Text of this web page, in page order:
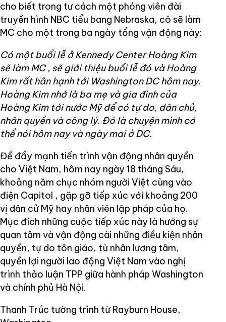
cho biết trong tư cách một phóng viên đài
truyền hình NBC tiểu bang Nebraska, cô sẽ làm
MC cho một trong ba ngày tổng vận động này:
Có một buổi lễ ở Kennedy Center Hoàng Kim
sẽ làm MC , sẽ giới thiệu buổi lễ đó và Hoàng
Kim rất hân hạnh tới Washington DC hôm nay.
Hoàng Kim nhớ là ba mẹ và gia đình của
Hoàng Kim tới nước Mỹ để có tự do, dân chủ,
nhân quyền và công lý. Đó là chuyện mình có
thể nói hôm nay và ngày mai ở DC.
Để đẩy mạnh tiến trình vận động nhân quyền
cho Việt Nam, hôm nay ngày 18 tháng Sáu,
khoảng năm chục nhóm người Việt cùng vào
điện Capitol , gặp gỡ tiếp xúc với khoảng 200
vị dân cử Mỹ hay nhân viên lập pháp của họ.
Mục đích những cuộc tiếp xúc này là hướng sự
quan tâm và vận động cài những điều kiện nhân
quyền, tự do tôn giáo, tù nhân lương tâm,
quyền lợi người lao động Việt Nam vào nghị
trình thảo luận TPP giữa hành pháp Washington
và chính phủ Hà Nội.
Thanh Trúc tường trình từ Rayburn House,